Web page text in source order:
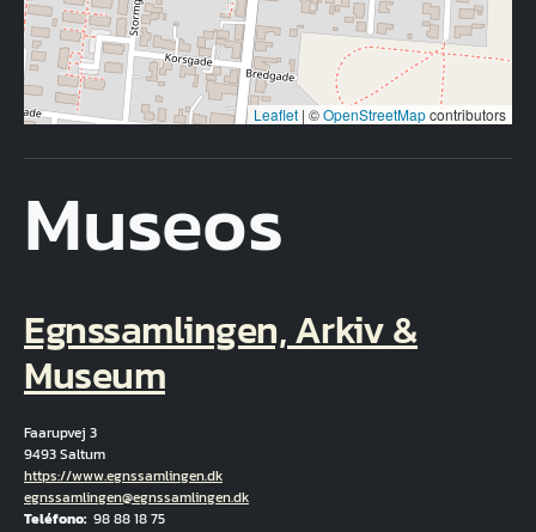
Leaflet | ©OpenStreetMapcontributors
Museos
Egnssamlingen, Arkiv &
Museum
Faarupvej 3
9493 Saltum
Hjemmeside
https://www.egnssamlingen.dk
Correo electrónico
egnssamlingen@egnssamlingen.dk
Teléfono 98 88 18 75